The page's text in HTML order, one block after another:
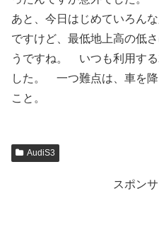
あと、今日はじめていろん
ですけど、最低地上高の低
うですね。 いつも利用す
した。 一つ難点は、車を
こと。
AudiS3
スポン